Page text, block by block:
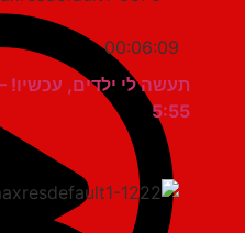
00:06:09
תעשה לי ילדים, עכשיו! – גברת